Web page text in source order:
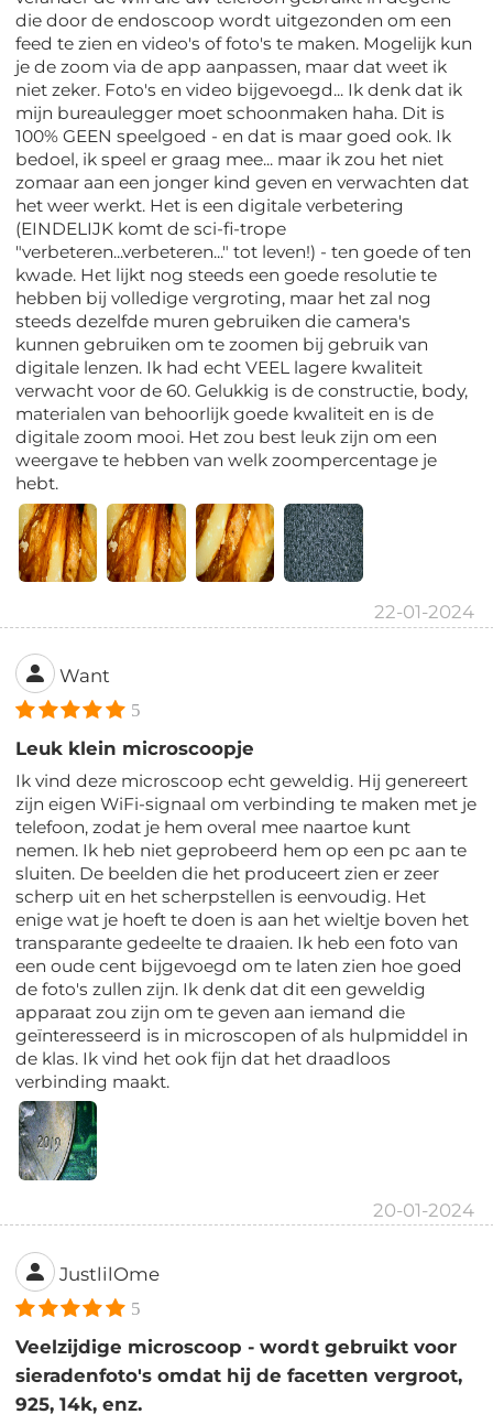
die door de endoscoop wordt uitgezonden om een
feed te zien en video's of foto's te maken. Mogelijk kun
je de zoom via de app aanpassen, maar dat weet ik
niet zeker. Foto's en video bijgevoegd... Ik denk dat ik
mijn bureaulegger moet schoonmaken haha. Dit is
100% GEEN speelgoed - en dat is maar goed ook. Ik
bedoel, ik speel er graag mee... maar ik zou het niet
zomaar aan een jonger kind geven en verwachten dat
het weer werkt. Het is een digitale verbetering
(EINDELIJK komt de sci-fi-trope
"verbeteren...verbeteren..." tot leven!) - ten goede of ten
kwade. Het lijkt nog steeds een goede resolutie te
hebben bij volledige vergroting, maar het zal nog
steeds dezelfde muren gebruiken die camera's
kunnen gebruiken om te zoomen bij gebruik van
digitale lenzen. Ik had echt VEEL lagere kwaliteit
verwacht voor de 60. Gelukkig is de constructie, body,
materialen van behoorlijk goede kwaliteit en is de
digitale zoom mooi. Het zou best leuk zijn om een
weergave te hebben van welk zoompercentage je
hebt.
22-01-2024
Want
5
Leuk klein microscoopje
Ik vind deze microscoop echt geweldig. Hij genereert
zijn eigen WiFi-signaal om verbinding te maken met je
telefoon, zodat je hem overal mee naartoe kunt
nemen. Ik heb niet geprobeerd hem op een pc aan te
sluiten. De beelden die het produceert zien er zeer
scherp uit en het scherpstellen is eenvoudig. Het
enige wat je hoeft te doen is aan het wieltje boven het
transparante gedeelte te draaien. Ik heb een foto van
een oude cent bijgevoegd om te laten zien hoe goed
de foto's zullen zijn. Ik denk dat dit een geweldig
apparaat zou zijn om te geven aan iemand die
geïnteresseerd is in microscopen of als hulpmiddel in
de klas. Ik vind het ook fijn dat het draadloos
verbinding maakt.
20-01-2024
JustlilOme
5
Veelzijdige microscoop - wordt gebruikt voor
sieradenfoto's omdat hij de facetten vergroot,
925, 14k, enz.